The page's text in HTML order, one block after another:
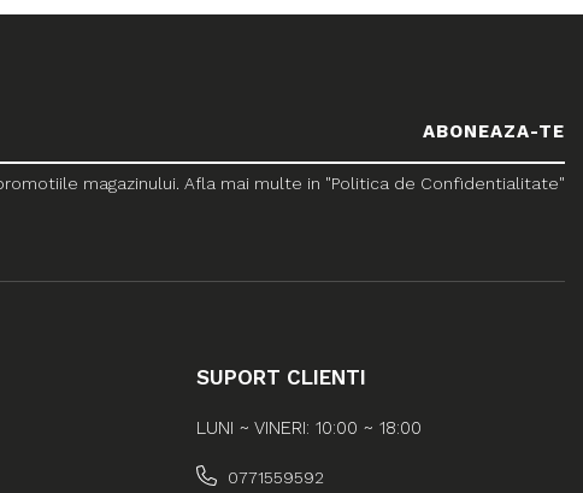
magazinului. Afla mai multe in "Politica de Confidentialitate"
SUPORT CLIENTI
LUNI ~ VINERI: 10:00 ~ 18:00
0771559592